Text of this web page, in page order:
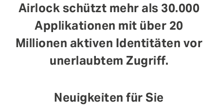
Airlock schützt mehr als 30.000
Applikationen mit über 20
Millionen aktiven Identitäten vor
unerlaubtem Zugriff.
Neuigkeiten für Sie